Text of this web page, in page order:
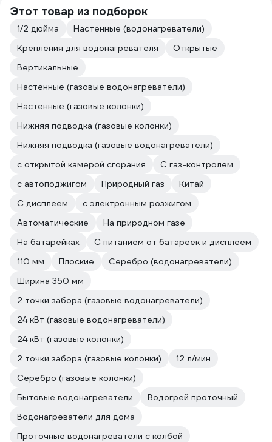
Этот товар из подборок
1/2 дюйма
Настенные (водонагреватели)
Крепления для водонагревателя
Открытые
Вертикальные
Настенные (газовые водонагреватели)
Настенные (газовые колонки)
Нижняя подводка (газовые колонки)
Нижняя подводка (газовые водонагреватели)
с открытой камерой сгорания
С газ-контролем
с автоподжигом
Природный газ
Китай
С дисплеем
с электронным розжигом
Автоматические
На природном газе
На батарейках
С питанием от батареек и дисплеем
110 мм
Плоские
Серебро (водонагреватели)
Ширина 350 мм
2 точки забора (газовые водонагреватели)
24 кВт (газовые водонагреватели)
24 кВт (газовые колонки)
2 точки забора (газовые колонки)
12 л/мин
Серебро (газовые колонки)
Бытовые водонагреватели
Водогрей проточный
Водонагреватели для дома
Проточные водонагреватели с колбой